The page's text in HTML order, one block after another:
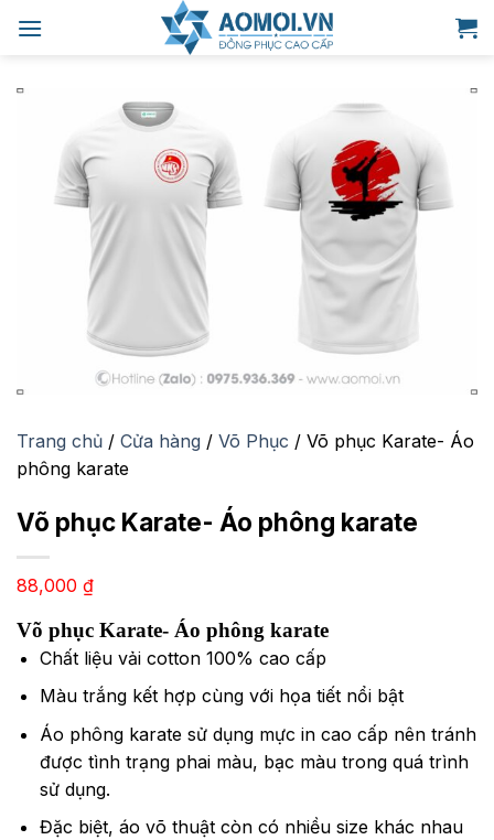
qua
dung
Trang chủ / Cửa hàng / Võ Phục / Võ phục Karate- Áo
phông karate
Võ phục Karate- Áo phông karate
88,000 ₫
Võ phục Karate- Áo phông karate
Chất liệu vải cotton 100% cao cấp
Màu trắng kết hợp cùng với họa tiết nổi bật
Áo phông karate sử dụng mực in cao cấp nên tránh
được tình trạng phai màu, bạc màu trong quá trình
sử dụng.
Đặc biệt, áo võ thuật còn có nhiều size khác nhau